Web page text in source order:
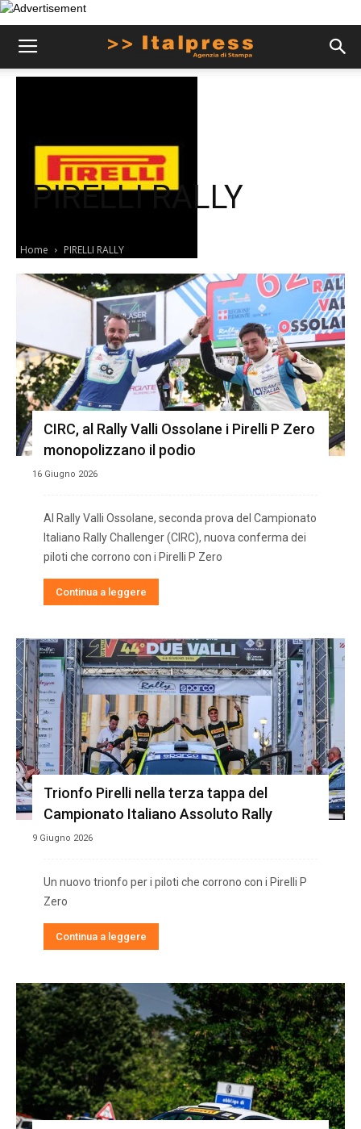
PIRELLI RALLY
Home PIRELLI RALLY
CIRC, al Rally Valli Ossolane i Pirelli P Zero
monopolizzano il podio
16 Giugno 2026
Al Rally Valli Ossolane, seconda prova del Campionato
Italiano Rally Challenger (CIRC), nuova conferma dei
piloti che corrono con i Pirelli P Zero
Continua a leggere
Trionfo Pirelli nella terza tappa del
Campionato Italiano Assoluto Rally
9 Giugno 2026
Un nuovo trionfo per i piloti che corrono con i Pirelli P
Zero
Continua a leggere